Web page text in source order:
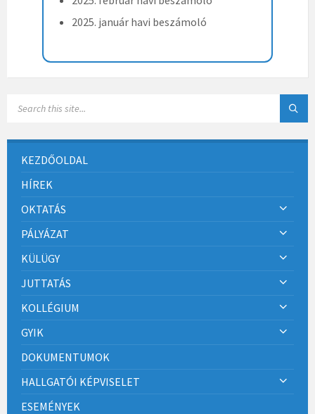
2025. január havi beszámoló
KEZDŐOLDAL
HÍREK
OKTATÁS
PÁLYÁZAT
KÜLÜGY
JUTTATÁS
KOLLÉGIUM
GYIK
DOKUMENTUMOK
HALLGATÓI KÉPVISELET
ESEMÉNYEK